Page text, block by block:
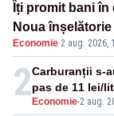
Îți promit bani
Noua
WhatsApp
Economie·2 aug. 2026,
2Economie-2 aug.
Carburanții s-
pas de 11 lei/